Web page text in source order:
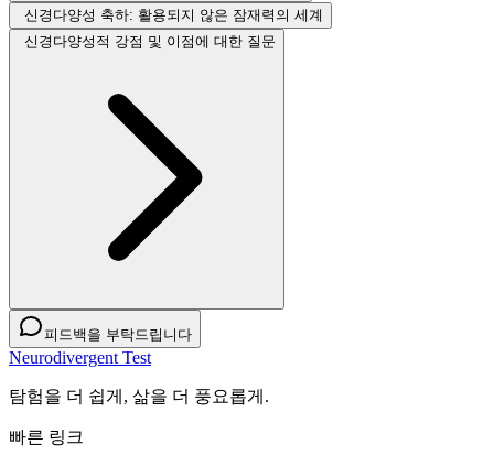
신경다양성 축하: 활용되지 않은 잠재력의 세계
신경다양성적 강점 및 이점에 대한 질문
피드백을 부탁드립니다
Neurodivergent Test
탐험을 더 쉽게, 삶을 더 풍요롭게.
빠른 링크